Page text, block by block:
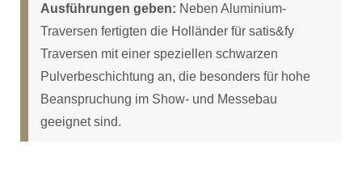
Ausführungen geben: Neben Aluminium-
Traversen fertigten die Holländer für satis&fy
Traversen mit einer speziellen schwarzen
Pulverbeschichtung an, die besonders für hohe
Beanspruchung im Show- und Messebau
geeignet sind.